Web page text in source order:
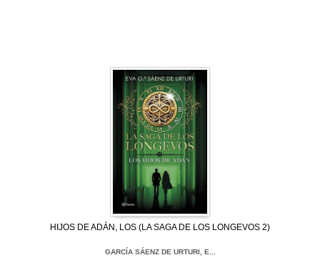
HIJOS DE ADÁN, LOS (LA SAGA DE LOS LONGEVOS 2)
GARCÍA SÁENZ DE URTURI, E...